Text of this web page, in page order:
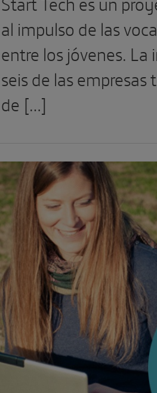
al impulso de las
entre los jóvenes.
seis de las
de […]